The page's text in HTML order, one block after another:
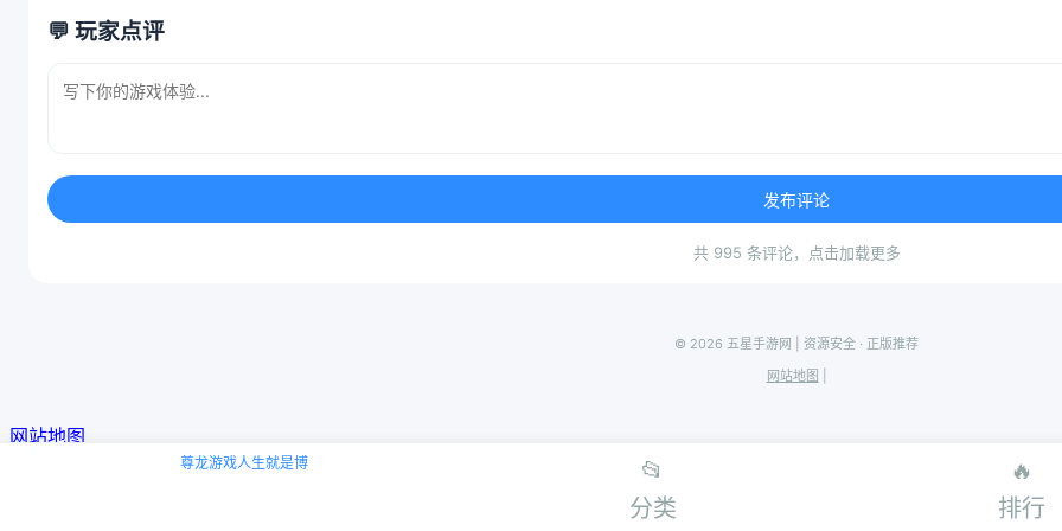
💬 玩家点评
发布评论
共 995 条评论，点击加载更多
尊龙游戏人生就是博
📂
分类
🔥
排行
© 2026 五星手游网 | 资源安全 · 正版推荐
网站地图
网站地图